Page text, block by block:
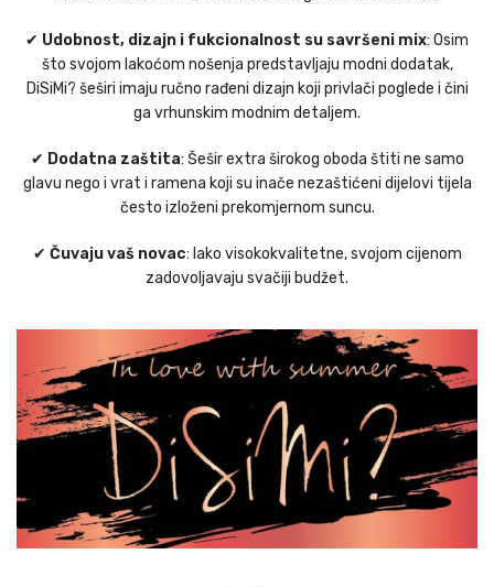
✔ Udobnost, dizajn i fukcionalnost su savršeni mix: Osim
što svojom lakoćom nošenja predstavljaju modni dodatak,
DiSiMi? šeširi imaju ručno rađeni dizajn koji privlači poglede i čini
ga vrhunskim modnim detaljem.
✔ Dodatna zaštita: Šešir extra širokog oboda štiti ne samo
glavu nego i vrat i ramena koji su inače nezaštićeni dijelovi tijela
često izloženi prekomjernom suncu.
✔ Čuvaju vaš novac: Iako visokokvalitetne, svojom cijenom
zadovoljavaju svačiji budžet.